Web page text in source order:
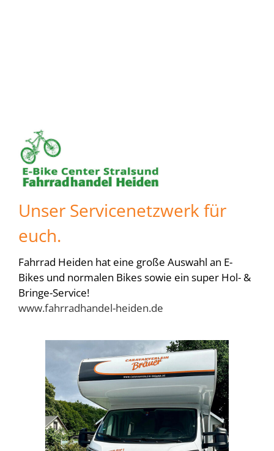
Unser Servicenetzwerk für
euch.
Fahrrad Heiden hat eine große Auswahl an E-
Bikes und normalen Bikes sowie ein super Hol- &
Bringe-Service!
www.fahrradhandel-heiden.de